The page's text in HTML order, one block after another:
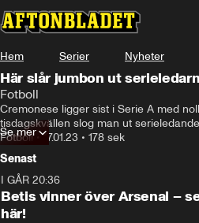
Hem Serier Nyheter
Här slår jumbon ut
Fotboll
Cremonese ligger sist i Serie A med
tisdagskvällen slog man ut
Fotboll•17.01.23 • 178 sek
Se mer
Senast
I GÅR 20:36
Betis vinner över Arsenal –
här!